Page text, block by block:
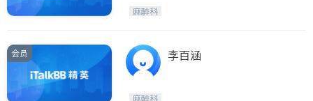
麻醉科
会员 李百涵
麻醉科